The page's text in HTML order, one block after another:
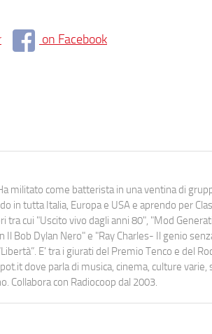
on Facebook
militato come batterista in una ventina di
in tutta Italia, Europa e USA e aprendo per
tra cui "Uscito vivo dagli anni 80", "Mod
Il Bob Dylan Nero" e "Ray Charles- Il genio
E' tra i giurati del Premio Tenco e del
dove parla di musica, cinema, culture
Collabora con Radiocoop dal 2003.